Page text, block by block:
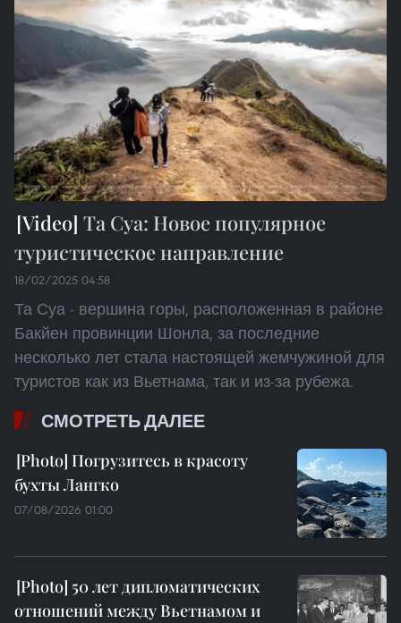
Та Суа: Новое популярное
туристическое направление
18/02/2025 04:58
Та Суа - вершина горы, расположенная в районе
Бакйен провинции Шонла, за последние
несколько лет стала настоящей жемчужиной для
туристов как из Вьетнама, так и из-за рубежа.
СМОТРЕТЬ ДАЛЕЕ
Погрузитесь в красоту
бухты Лангко
07/08/2026 01:00
50 лет дипломатических
отношений между Вьетнамом и